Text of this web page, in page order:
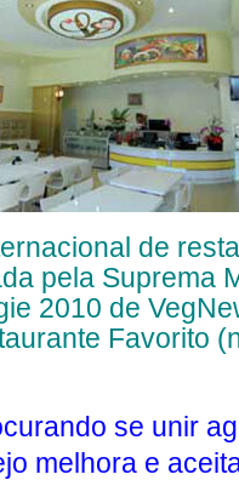
de
pela Suprema
2010 de
Favorito
se unir
melhora e